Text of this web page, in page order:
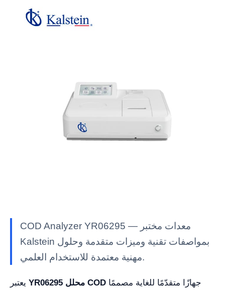
COD Analyzer YR06295 — معدات مختبر
Kalstein بمواصفات تقنية وميزات متقدمة وحلول
مهنية معتمدة للاستخدام العلمي.
YR06295 محلل COD